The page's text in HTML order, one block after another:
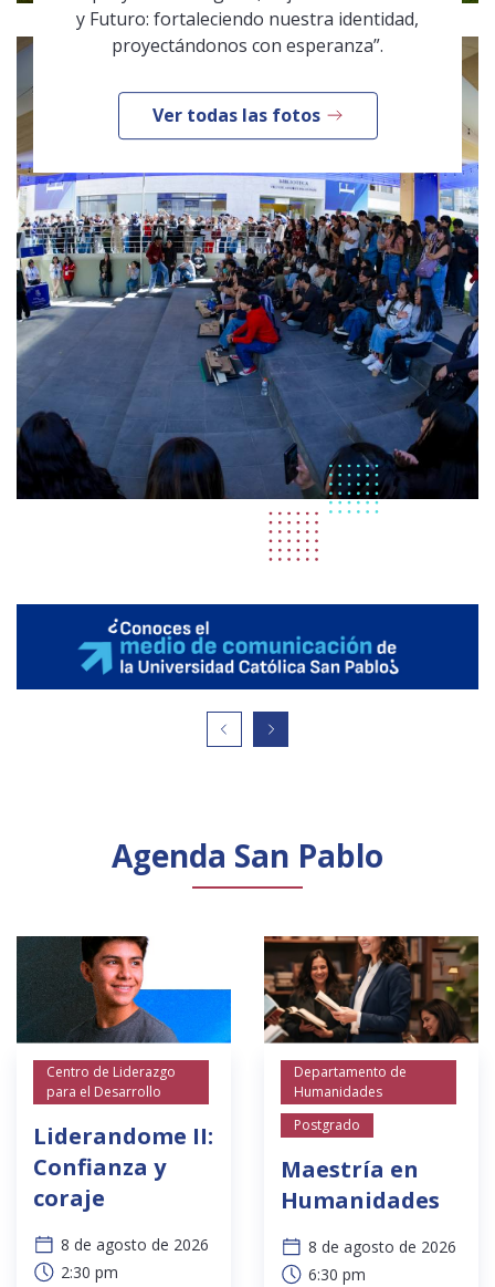
y Futuro: fortaleciendo nuestra identidad,
proyectándonos con esperanza”.
Ver todas las fotos
Agenda San Pablo
Centro de Liderazgo
para el Desarrollo
Liderandome II:
Confianza y
coraje
8 de agosto de 2026
2:30 pm
Departamento de
Humanidades
Postgrado
Maestría en
Humanidades
8 de agosto de 2026
6:30 pm